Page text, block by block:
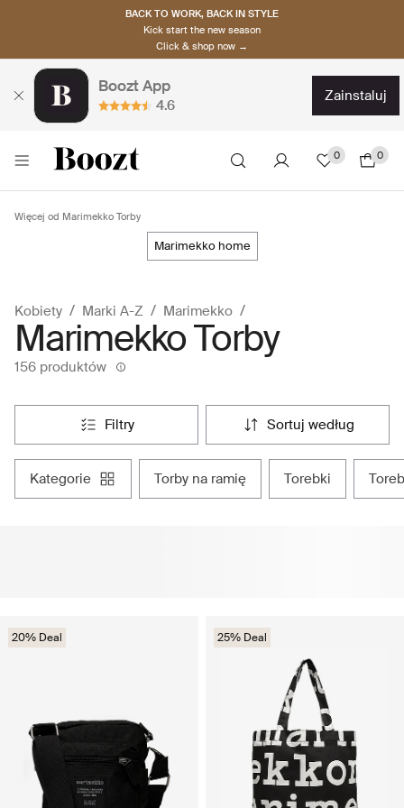
BACK TO WORK, BACK IN STYLE
Kick start the new season
Click & shop now →
Boozt App
4.6
zainstaluj
0 0
Więcej od Marimekko Torby
marimekko home
Kobiety Marki A-Z Marimekko
Marimekko Torby
156 produktów
filtry sortuj według
kategorie torby na ramię torebki
20% Deal 25% Deal